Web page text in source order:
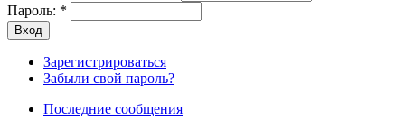
Пароль: *
Зарегистрироваться
Забыли свой пароль?
Последние сообщения